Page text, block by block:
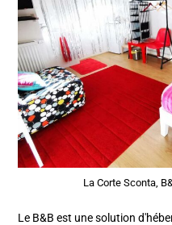
La Corte Sconta,
Le B&B est une solution